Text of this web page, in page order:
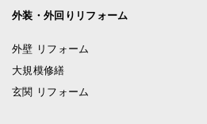
外装・外回りリフォーム
外壁 リフォーム
大規模修繕
玄関 リフォーム